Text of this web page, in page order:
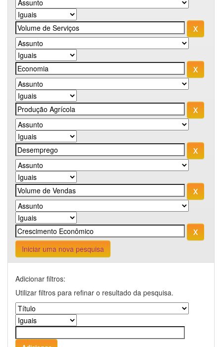
Iniciar uma nova pesquisa
Adicionar filtros:
Utilizar filtros para refinar o resultado da pesquisa.